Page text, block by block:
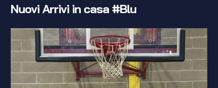
Nuovi Arrivi in casa #Blu